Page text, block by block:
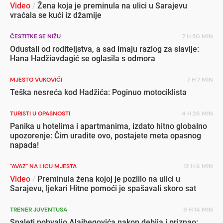
Video / Žena koja je preminula na ulici u Sarajevu
vraćala se kući iz džamije
ČESTITKE SE NIŽU 7 H 50 MIN
Odustali od roditeljstva, a sad imaju razlog za slavlje:
Hana Hadžiavdagić se oglasila s odmora
MJESTO VUKOVIĆI 7 H 7 MIN
Teška nesreća kod Hadžića: Poginuo motociklista
TURISTI U OPASNOSTI 4 H 26 MIN
Panika u hotelima i apartmanima, izdato hitno globalno
upozorenje: Čim uradite ovo, postajete meta opasnog
napada!
"AVAZ" NA LICU MJESTA 12 H 6 MIN
Video / Preminula žena kojoj je pozlilo na ulici u
Sarajevu, ljekari Hitne pomoći je spašavali skoro sat
TRENER JUVENTUSA 9 H 14 MIN